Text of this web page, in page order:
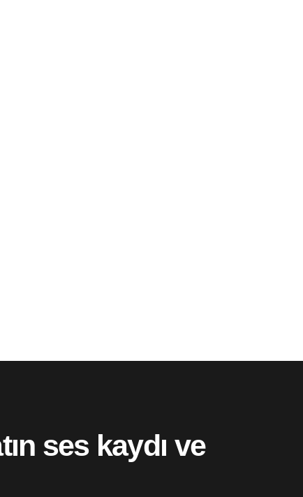
ses kaydı ve